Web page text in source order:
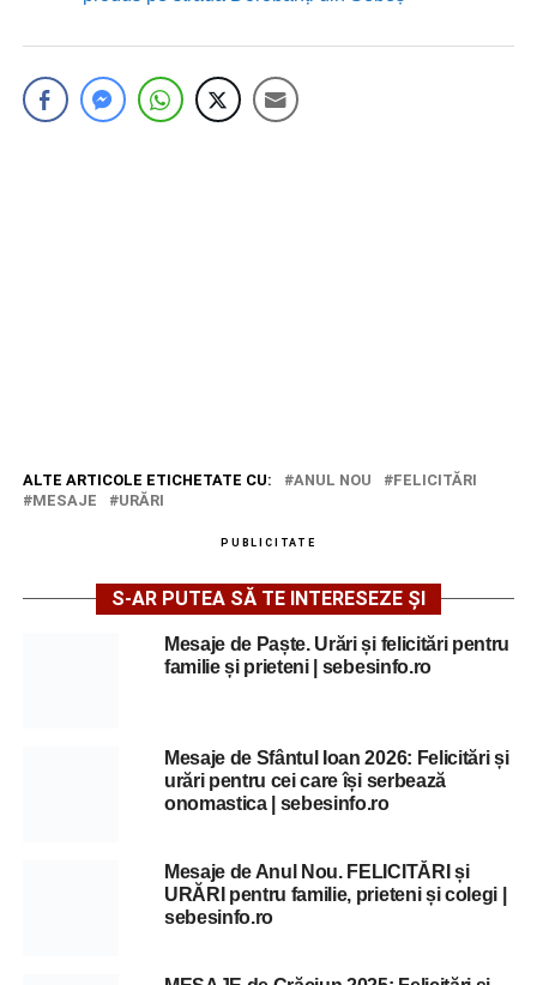
ALTE ARTICOLE ETICHETATE CU: ANUL NOU
FELICITĂRI
MESAJE
URĂRI
PUBLICITATE
S-AR PUTEA SĂ TE INTERESEZE ȘI
Mesaje de Paște. Urări și felicitări pentru
familie și prieteni | sebesinfo.ro
Mesaje de Sfântul Ioan 2026: Felicitări și
urări pentru cei care își serbează
onomastica | sebesinfo.ro
Mesaje de Anul Nou. FELICITĂRI și
URĂRI pentru familie, prieteni și colegi |
sebesinfo.ro